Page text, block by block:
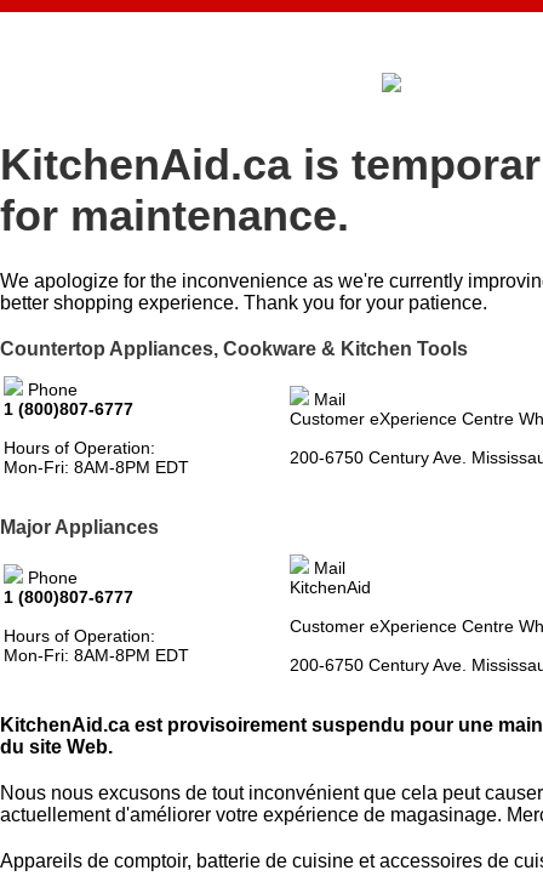
KitchenAid.ca is
for maintenance.
We apologize for the inconvenience as we're currently
better shopping experience. Thank you for your patience.
Countertop Appliances, Cookware & Kitchen Tools
Phone
1 (800)807-6777
Hours of Operation:
Mon-Fri: 8AM-8PM EDT
Mail
Customer eXperience Centre
200-6750 Century Ave.
Major Appliances
Phone
1 (800)807-6777
Hours of Operation:
Mon-Fri: 8AM-8PM EDT
Mail
KitchenAid
Customer eXperience Centre
200-6750 Century Ave.
KitchenAid.ca est provisoirement suspendu pour une
du site Web.
Nous nous excusons de tout inconvénient que cela peut
actuellement d'améliorer votre expérience de magasinage.
Appareils de comptoir, batterie de cuisine et accessoires de